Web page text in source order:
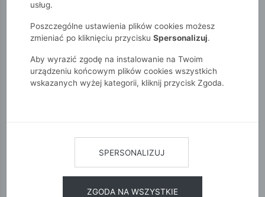
Spinki materiałowe dla dziewczynki
usług.
Poszczególne ustawienia plików cookies możesz
zmieniać po kliknięciu przycisku Spersonalizuj.
Aby wyrazić zgodę na instalowanie na Twoim
urządzeniu końcowym plików cookies wszystkich
wskazanych wyżej kategorii, kliknij przycisk Zgoda.
SPERSONALIZUJ
ZGODA NA WSZYSTKIE